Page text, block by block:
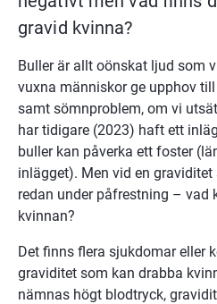
gravid kvinna?
Buller är allt oönskat ljud som
vuxna människor ge upphov
samt sömnproblem, om vi
har tidigare (2023) haft ett
buller kan påverka ett foster
inlägget). Men vid en
redan under påfrestning – vad
kvinnan?
Det finns flera sjukdomar eller
graviditet som kan drabba
nämnas högt blodtryck,